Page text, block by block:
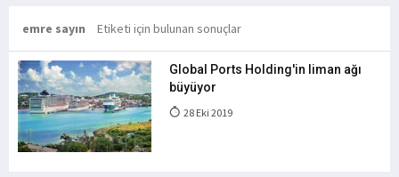
emre sayın Etiketi için bulunan sonuçlar
Global Ports Holding'in liman ağı
büyüyor
28 Eki 2019